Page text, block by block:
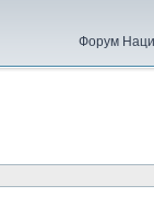
Форум